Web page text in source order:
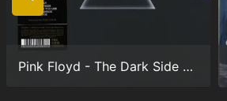
Pink Floyd - The Dark Side Of The Moon (Anniversary version) (24/192.0)